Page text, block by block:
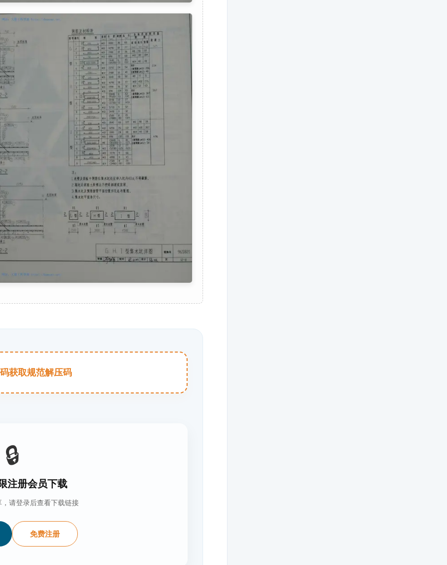
获取规范解压码
🔒
注册会员下载
请登录后查看下载链接
免费注册